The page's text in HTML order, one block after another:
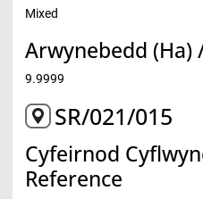
Mixed
Arwynebedd (Ha)
9.9999
SR/021/015
Cyfeirnod
Reference